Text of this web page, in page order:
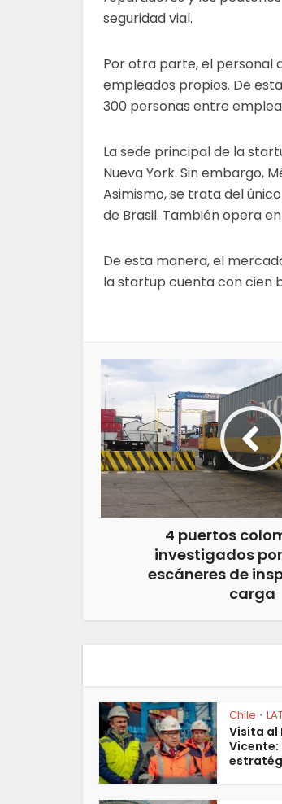
seguridad vial.
Por otra parte, el personal
empleados propios. De
300 personas entre
La sede principal de la
Nueva York. Sin embargo,
Asimismo, se trata del
de Brasil. También opera
De esta manera, el
la startup cuenta con cien
4 puertos
investigados
escáneres de
carga
Chile •
Visita al
Vicente: